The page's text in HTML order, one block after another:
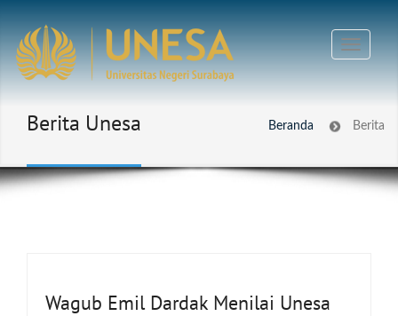
Berita Unesa Beranda Berita
Wagub Emil Dardak Menilai Unesa